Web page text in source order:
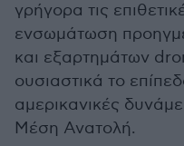
γρήγορα τις
ενσωμάτωση
και εξαρτημάτων
ουσιαστικά το
αμερικανικές
Μέση Ανατολή.